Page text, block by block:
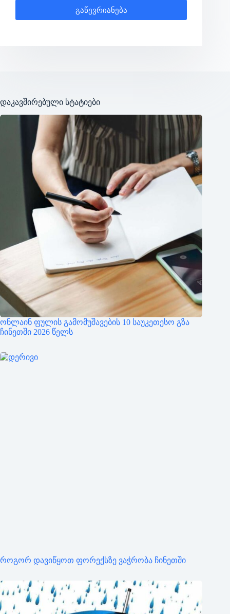
გაწევრიანება
დაკავშირებული სტატიები
ონლაინ ფულის გამომუშავების 10 საუკეთესო გზა
ჩინეთში 2026 წელს
როგორ დავიწყოთ ფორექსზე ვაჭრობა ჩინეთში